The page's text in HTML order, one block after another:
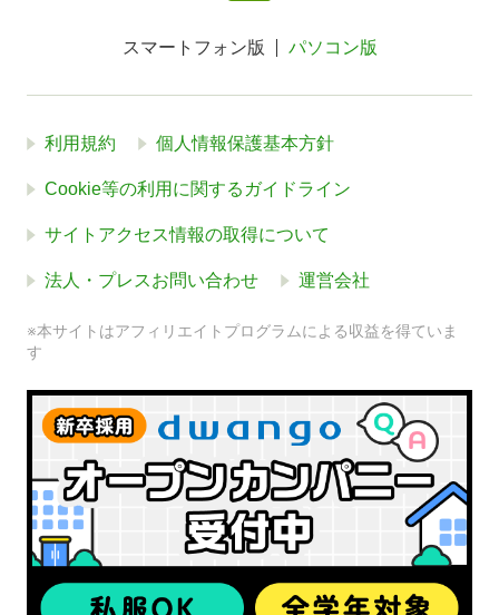
スマートフォン版 パソコン版
利用規約 個人情報保護基本方針
Cookie等の利用に関するガイドライン
サイトアクセス情報の取得について
法人・プレスお問い合わせ 運営会社
※本サイトはアフィリエイトプログラムによる収益を得ていま
す